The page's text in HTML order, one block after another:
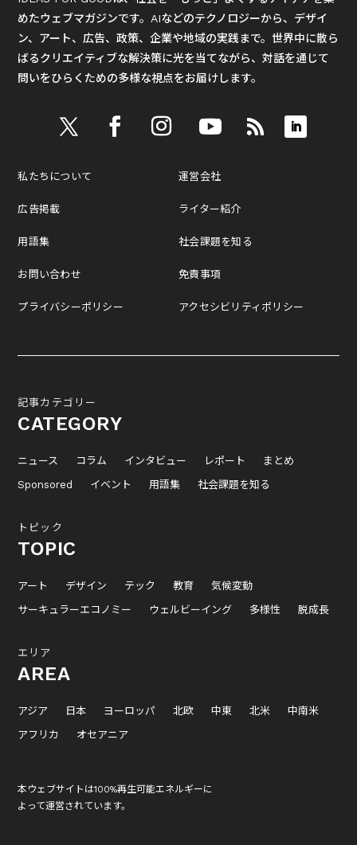
めたウェブマガジンです。AIなどのテクノロジーから、デザイ
ン、アート、広告、政策、企業や地域の実践まで。世界中に散ら
ばるクリエイティブな解決策に光を当てながら、対話を通じて
問いをひらくための多様な視点をお届けします。
私たちについて
広告掲載
用語集
お問い合わせ
プライバシーポリシー
運営会社
ライター紹介
社会課題を知る
免責事項
アクセシビリティポリシー
記事カテゴリー
CATEGORY
ニュース コラム インタビュー レポート
まとめ
Sponsored
イベント 用語集 社会課題を知る
トピック
TOPIC
アート デザイン テック 教育
気候変動
サーキュラーエコノミー
ウェルビーイング 多様性 脱成長
エリア
AREA
アジア 日本 ヨーロッパ 北欧 中東 北米
中南米
アフリカ
オセアニア
本ウェブサイトは100%再生可能エネルギーに
よって運営されています。